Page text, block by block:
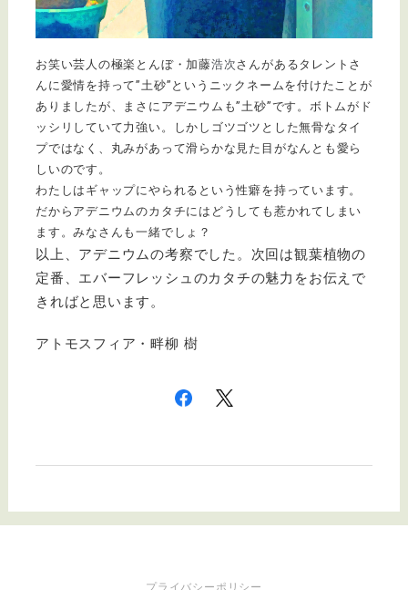
お笑い芸人の極楽とんぼ・加藤浩次さんがあるタレントさ
んに愛情を持って”土砂”というニックネームを付けたことが
ありましたが、まさにアデニウムも”土砂”です。ボトムがド
ッシリしていて力強い。しかしゴツゴツとした無骨なタイ
プではなく、丸みがあって滑らかな見た目がなんとも愛ら
しいのです。
わたしはギャップにやられるという性癖を持っています。
だからアデニウムのカタチにはどうしても惹かれてしまい
ます。みなさんも一緒でしょ？
以上、アデニウムの考察でした。次回は観葉植物の
定番、エバーフレッシュのカタチの魅力をお伝えで
きればと思います。
アトモスフィア・畔柳 樹
プライバシーポリシー